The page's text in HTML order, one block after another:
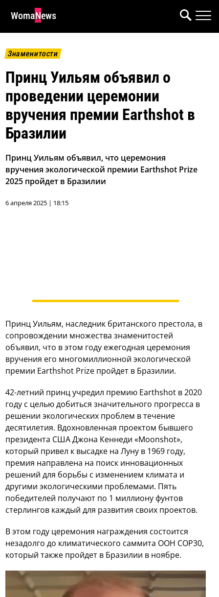
WomaNews
Знаменитости
Принц Уильям объявил о
проведении церемонии
вручения премии Earthshot в
Бразилии
Принц Уильям объявил, что церемония
вручения экологической премии Earthshot Prize
2025 пройдет в Бразилии
6 апреля 2025 | 18:15
Принц Уильям, наследник британского престола, в
сопровождении множества знаменитостей
объявил, что в этом году ежегодная церемония
вручения его многомиллионной экологической
премии Earthshot Prize пройдет в Бразилии.
42-летний принц учредил премию Earthshot в 2020
году с целью добиться значительного прогресса в
решении экологических проблем в течение
десятилетия. Вдохновленная проектом бывшего
президента США Джона Кеннеди «Moonshot»,
который привел к высадке на Луну в 1969 году,
премия направлена на поиск инновационных
решений для борьбы с изменением климата и
другими экологическими проблемами. Пять
победителей получают по 1 миллиону фунтов
стерлингов каждый для развития своих проектов.
В этом году церемония награждения состоится
незадолго до климатического саммита ООН COP30,
который также пройдет в Бразилии в ноябре.